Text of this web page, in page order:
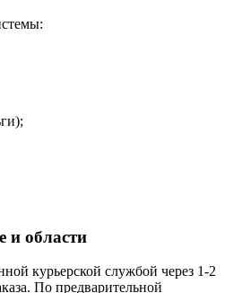
и области
курьерской службой через 1-2
По предварительной